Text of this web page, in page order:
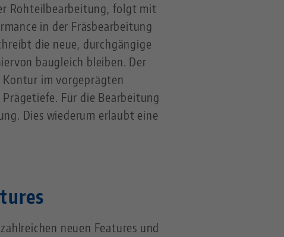
Rohteilbearbeitung, folgt mit
in der Fräsbearbeitung
die neue, durchgängige
baugleich bleiben. Der
Kontur im vorgeprägten
Für die Bearbeitung
Dies wiederum erlaubt eine
neuen Features und